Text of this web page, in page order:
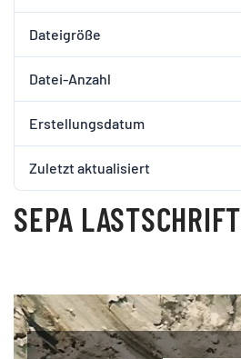
Dateigröße
Datei-Anzahl
Erstellungsdatum
Zuletzt aktualisiert
SEPA